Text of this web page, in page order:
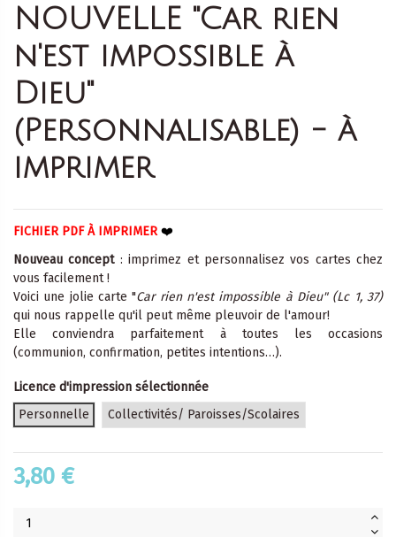
NOUVELLE "Car rien
n'est impossible à
Dieu"
(Personnalisable) - à
imprimer
FICHIER PDF À IMPRIMER❤️
Nouveau concept: imprimez et personnalisez vos cartes chez
vous facilement !
Voici une jolie carte "Car rien n'est impossible à Dieu" (Lc 1, 37)
qui nous rappelle qu'il peut même pleuvoir de l'amour!
Elle conviendra parfaitement à toutes les occasions
(communion, confirmation, petites intentions…).
Licence d'impression sélectionnée
Personnelle
Collectivités/ Paroisses/Scolaires
3,80 €